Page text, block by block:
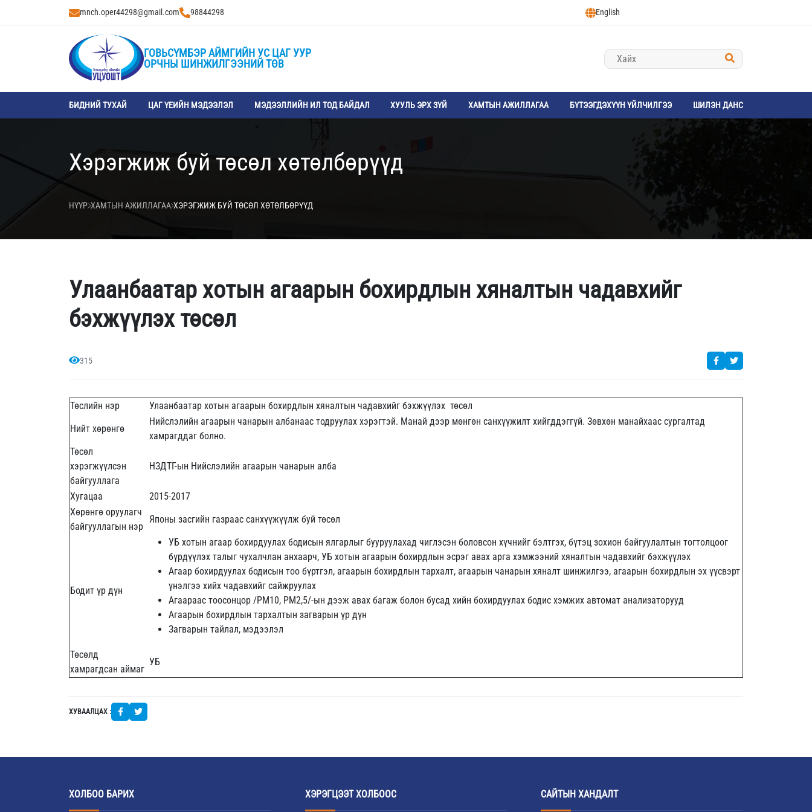
mnch.oper44298@gmail.com 98844298 English
ГОВЬСҮМБЭР АЙМГИЙН УС ЦАГ УУР
ОРЧНЫ ШИНЖИЛГЭЭНИЙ ТӨВ
БИДНИЙ ТУХАЙ ЦАГ ҮЕИЙН МЭДЭЭЛЭЛ МЭДЭЭЛЛИЙН ИЛ ТОД БАЙДАЛ ХУУЛЬ ЭРХ ЗҮЙ ХАМТЫН АЖИЛЛАГАА БҮТЭЭГДЭХҮҮН ҮЙЛЧИЛГЭЭ ШИЛЭН ДАНС
Хэрэгжиж буй төсөл хөтөлбөрүүд
НҮҮР ХАМТЫН АЖИЛЛАГАА ХЭРЭГЖИЖ БУЙ ТӨСӨЛ ХӨТӨЛБӨРҮҮД
Улаанбаатар хотын агаарын бохирдлын хяналтын чадавхийг
бэхжүүлэх төсөл
315
Төслийн нэр
Улаанбаатар хотын агаарын бохирдлын хяналтын чадавхийг бэхжүүлэх төсөл
Нийт хөрөнгө
Нийслэлийн агаарын чанарын албанаас тодруулах хэрэгтэй. Манай дээр мөнгөн санхүүжилт хийгддэггүй. Зөвхөн манайхаас сургалтад
хамрагддаг болно.
Төсөл
хэрэгжүүлсэн
байгууллага
НЗДТГ-ын Нийслэлийн агаарын чанарын алба
Хугацаа
2015-2017
Хөрөнгө оруулагч
байгууллагын нэр
Японы засгийн газраас санхүүжүүлж буй төсөл
Бодит үр дүн
​УБ хотын агаар бохирдуулах бодисын ялгарлыг бууруулахад чиглэсэн боловсон хүчнийг бэлтгэх, бүтэц зохион байгуулалтын тогтолцоог
бүрдүүлэх талыг чухалчлан анхаарч, УБ хотын агаарын бохирдлын эсрэг авах арга хэмжээний хяналтын чадавхийг бэхжүүлэх
Агаар бохирдуулах бодисын тоо бүртгэл, агаарын бохирдлын тархалт, агаарын чанарын хяналт шинжилгээ, агаарын бохирдлын эх үүсвэрт
үнэлгээ хийх чадавхийг сайжруулах
Агаараас тоосонцор /РМ10, РМ2,5/-ын дээж авах багаж болон бусад хийн бохирдуулах бодис хэмжих автомат анализаторууд
Агаарын бохирдлын тархалтын загварын үр дүн
Загварын тайлал, мэдээлэл
Төсөлд
хамрагдсан аймаг
УБ
ХУВААЛЦАХ :
ХОЛБОО БАРИХ ХЭРЭГЦЭЭТ ХОЛБООС САЙТЫН ХАНДАЛТ